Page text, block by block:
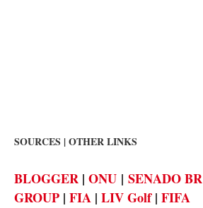
SOURCES | OTHER LINKS
BLOGGER | ONU | SENADO BR
GROUP | FIA | LIV Golf| FIFA